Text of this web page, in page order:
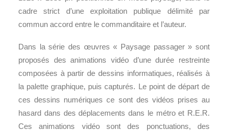
cadre strict d’une exploitation publique délimité par
commun accord entre le commanditaire et l’auteur.
Dans la série des œuvres « Paysage passager » sont
proposés des animations vidéo d’une durée restreinte
composées à partir de dessins informatiques, réalisés à
la palette graphique, puis capturés. Le point de départ de
ces dessins numériques ce sont des vidéos prises au
hasard dans des déplacements dans le métro et R.E.R.
Ces animations vidéo sont des ponctuations, des